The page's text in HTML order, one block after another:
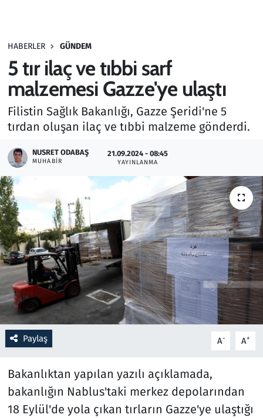
HABERLER GÜNDEM
5 tır ilaç ve tıbbi sarf
malzemesi Gazze'ye ulaştı
Filistin Sağlık Bakanlığı, Gazze Şeridi'ne 5
tırdan oluşan ilaç ve tıbbi malzeme gönderdi.
NUSRET ODABAŞ
MUHABIR
21.09.2024 - 08:45
YAYINLANMA
Paylaş A- A+
Bakanlıktan yapılan yazılı açıklamada,
bakanlığın Nablus'taki merkez depolarından
18 Eylül'de yola çıkan tırların Gazze'ye ulaştığı
Haber
Kültür Sanat
Kurumsal Haberler
Otomobil
Oyun
Ramazan
Resmi İlanlar
Rüya Tabirleri
Sağlık
Savunma Sanayi
Seçim 2023